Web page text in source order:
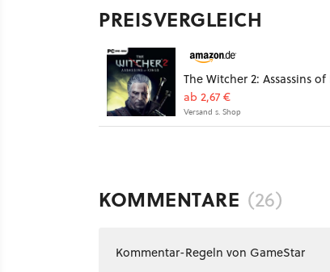
PREISVERGLEICH
The Witcher 2: Assassins
ab 2,67 €
Versand s. Shop
KOMMENTARE (26)
Kommentar-Regeln von GameStar